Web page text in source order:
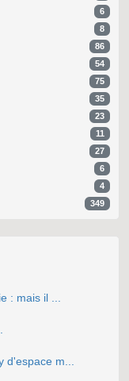
6
8
86
54
75
35
23
11
27
6
4
349
: mais il ...
m...